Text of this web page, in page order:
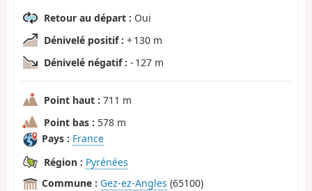
Retour au départ : Oui
Dénivelé positif : + 130 m
Dénivelé négatif : - 127 m
Point haut : 711 m
Point bas : 578 m
Pays : France
Région : Pyrénées
Commune : Gez-ez-Angles (65100)